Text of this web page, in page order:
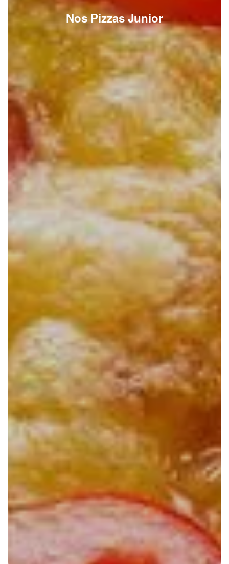
Nos Pizzas Junior